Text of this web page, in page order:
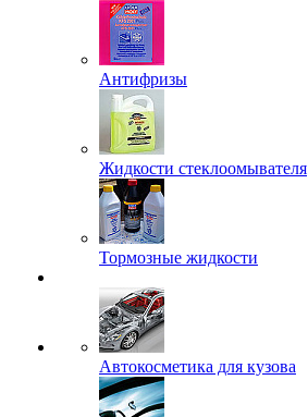
Антифризы
Жидкости стеклоомывателя
Тормозные жидкости
Автокосметика для кузова